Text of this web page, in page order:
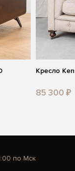
Кресло
85 300 ₽
по Мск